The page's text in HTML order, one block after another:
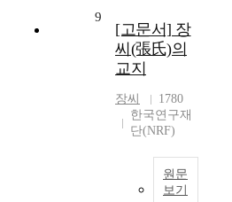
9
[고문서] 장
씨(張氏)의
교지
장씨
1780
한국연구재
단(NRF)
원문
보기